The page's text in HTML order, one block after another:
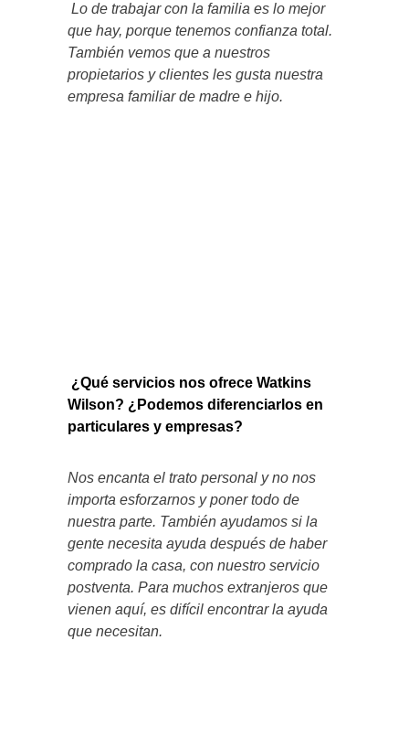
Lo de trabajar con la familia es lo mejor
que hay, porque tenemos confianza total.
También vemos que a nuestros
propietarios y clientes les gusta nuestra
empresa familiar de madre e hijo.
¿Qué servicios nos ofrece Watkins
Wilson? ¿Podemos diferenciarlos en
particulares y empresas?
Nos encanta el trato personal y no nos
importa esforzarnos y poner todo de
nuestra parte. También ayudamos si la
gente necesita ayuda después de haber
comprado la casa, con nuestro servicio
postventa. Para muchos extranjeros que
vienen aquí, es difícil encontrar la ayuda
que necesitan.